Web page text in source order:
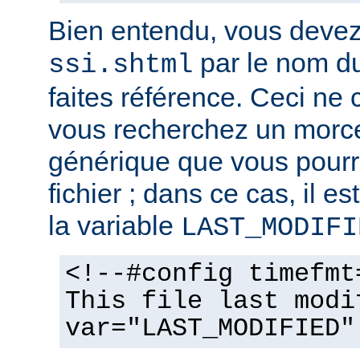
Bien entendu, vous
ssi.shtml par le nom
faites référence. Ceci ne
vous recherchez un
générique que vous
fichier ; dans ce cas, il
la variable
<!--#config
This file last